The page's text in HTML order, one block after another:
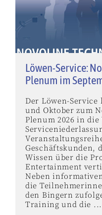
Löwen-Service:
Plenum im
Der Löwen-Service
und Oktober zum
Plenum 2026 in
Geschäftskunden,
Wissen über die
Entertainment
Neben
die
den Bingern
Training und die ...